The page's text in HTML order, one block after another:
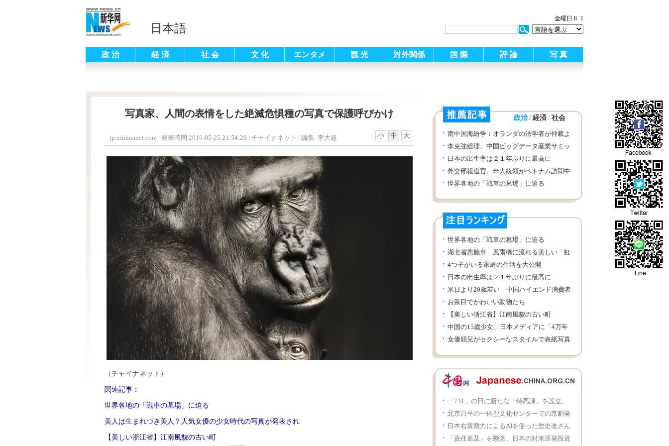
日本語
金曜日 8 1
政 治 経 済 社 会 文 化 エンタメ 観 光 対外関係 国 際 評 論 写 真
写真家、人間の表情をした絶滅危惧種の写真で保護呼びかけ
jp.xinhuanet.com | 発表時間 2016-05-25 21:54:29 | チャイナネット | 編集: 李大超 小 中 大
（チャイナネット）
関連記事：
世界各地の「戦車の墓場」に迫る
美人は生まれつき美人？人気女優の少女時代の写真が発表され
【美しい浙江省】江南風貌の古い町
政治 / 経済 / 社会
南中国海紛争：オランダの法学者が仲裁よ
り交渉が優先されるべきだと呼びかける
李克強総理、中国ビッグデータ産業サミッ
ト及び中国電子ビジネスイノベーション発
展サミットに出席する業界関係者と対話・
座談し
日本の出生率は２１年ぶりに最高に
外交部報道官、米大統領がベトナム訪問中
に南中国海問題に関する言論に答え
世界各地の「戦車の墓場」に迫る
世界各地の「戦車の墓場」に迫る
湖北省恩施市 風雨橋に流れる美しい「虹
色の滝」
4つ子がいる家庭の生活を大公開
日本の出生率は２１年ぶりに最高に
米日より20歳若い 中国ハイエンド消費者
層の低年齢化が目立つ
お茶目でかわいい動物たち
【美しい浙江省】江南風貌の古い町
中国の15歳少女、日本メディアに「4万年
に1人の美女」と絶賛され
女優穎兒がセクシーなスタイルで表紙写真